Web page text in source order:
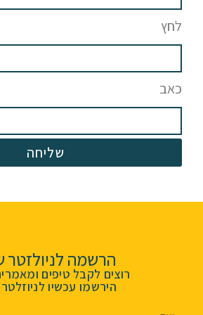
לחץ
כאב
שליחה
הרשמה לניולזטר
רוצים לקבל טיפים
הירשמו עכשיו